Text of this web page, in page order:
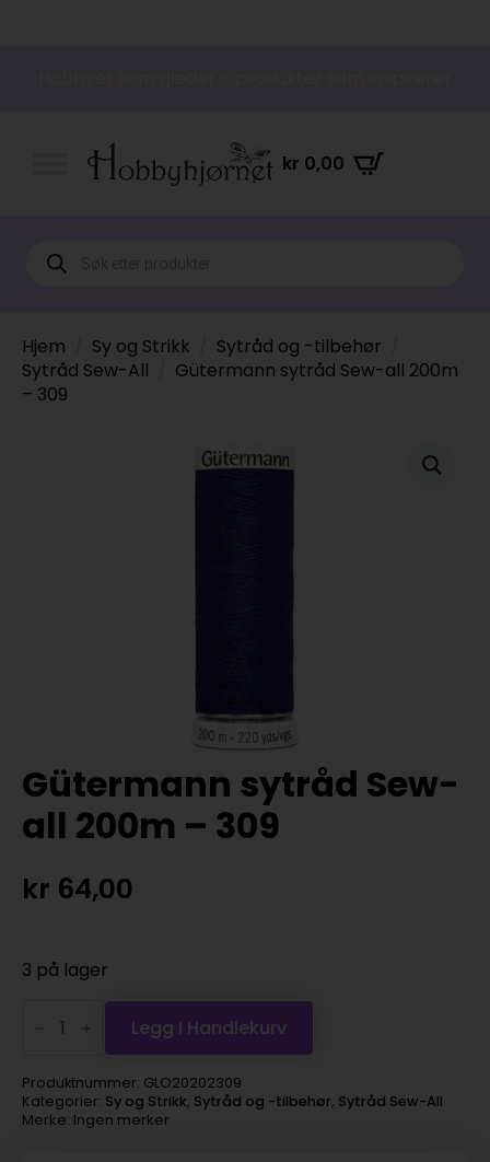
kr 0,00
Products
search
Hjem Sy og Strikk
Sytråd og -tilbehør
Sytråd Sew-All
Gütermann sytråd Sew-all 200m
– 309
Gütermann sytråd Sew-
all 200m – 309
kr 64,00
3 på lager
Gütermann
sytråd
Sew-
200m
-
309
antall
Legg I Handlekurv
Produktnummer: GLO20202309
Kategorier: Sy og Strikk, Sytråd og -tilbehør, Sytråd Sew-All
Merke: Ingen merker